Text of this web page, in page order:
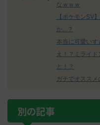
なｗｗｗ
【ポケモンSV
か…？
本当に可愛いす
え！？ミライ
と！？
ガチでオススメ
別の記事